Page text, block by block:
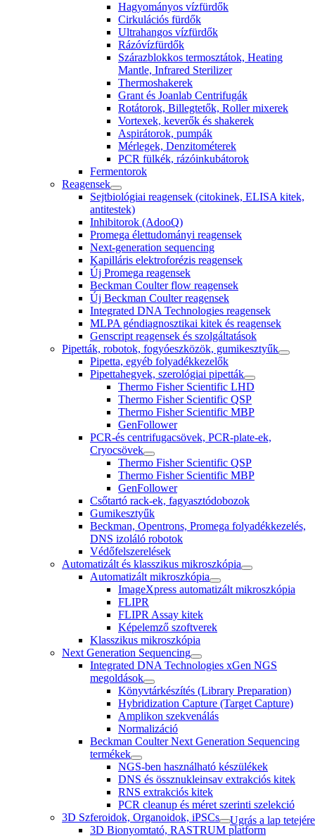
Hagyományos vízfürdők
Cirkulációs fürdők
Ultrahangos vízfürdők
Rázóvízfürdők
Szárazblokkos termosztátok, Heating
Mantle, Infrared Sterilizer
Thermoshakerek
Grant és Joanlab Centrifugák
Rotátorok, Billegtetők, Roller mixerek
Vortexek, keverők és shakerek
Aspirátorok, pumpák
Mérlegek, Denzitométerek
PCR fülkék, rázóinkubátorok
Fermentorok
Reagensek
Sejtbiológiai reagensek (citokinek, ELISA kitek,
antitestek)
Inhibitorok (AdooQ)
Promega élettudományi reagensek
Next-generation sequencing
Kapilláris elektroforézis reagensek
Új Promega reagensek
Beckman Coulter flow reagensek
Új Beckman Coulter reagensek
Integrated DNA Technologies reagensek
MLPA géndiagnosztikai kitek és reagensek
Genscript reagensek és szolgáltatások
Pipetták, robotok, fogyóeszközök, gumikesztyűk
Pipetta, egyéb folyadékkezelők
Pipettahegyek, szerológiai pipetták
Thermo Fisher Scientific LHD
Thermo Fisher Scientific QSP
Thermo Fisher Scientific MBP
GenFollower
PCR-és centrifugacsövek, PCR-plate-ek,
Cryocsövek
Thermo Fisher Scientific QSP
Thermo Fisher Scientific MBP
GenFollower
Csőtartó rack-ek, fagyasztódobozok
Gumikesztyűk
Beckman, Opentrons, Promega folyadékkezelés,
DNS izoláló robotok
Védőfelszerelések
Automatizált és klasszikus mikroszkópia
Automatizált mikroszkópia
ImageXpress automatizált mikroszkópia
FLIPR
FLIPR Assay kitek
Képelemző szoftverek
Klasszikus mikroszkópia
Next Generation Sequencing
Integrated DNA Technologies xGen NGS
megoldások
Könyvtárkészítés (Library Preparation)
Hybridization Capture (Target Capture)
Amplikon szekvenálás
Normalizáció
Beckman Coulter Next Generation Sequencing
termékek
NGS-ben használható készülékek
DNS és össznukleinsav extrakciós kitek
RNS extrakciós kitek
PCR cleanup és méret szerinti szelekció
3D Szferoidok, Organoidok, iPSCs
3D Bionyomtató, RASTRUM platform
Ugrás a lap tetejére